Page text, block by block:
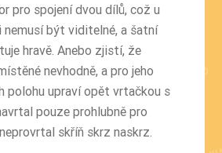
pro spojení dvou dílů, což u
nemusí být viditelné, a šatní
hravě. Anebo zjistí, že
nevhodně, a pro jeho
polohu upraví opět vrtačkou s
pouze prohlubně pro
skříň skrz naskrz.